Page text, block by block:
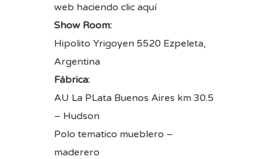
web haciendo clic aquí
Show Room:
Hipolito Yrigoyen 5520 Ezpeleta,
Argentina
Fábrica:
AU La PLata Buenos Aires km 30.5
– Hudson
Polo tematico mueblero –
maderero